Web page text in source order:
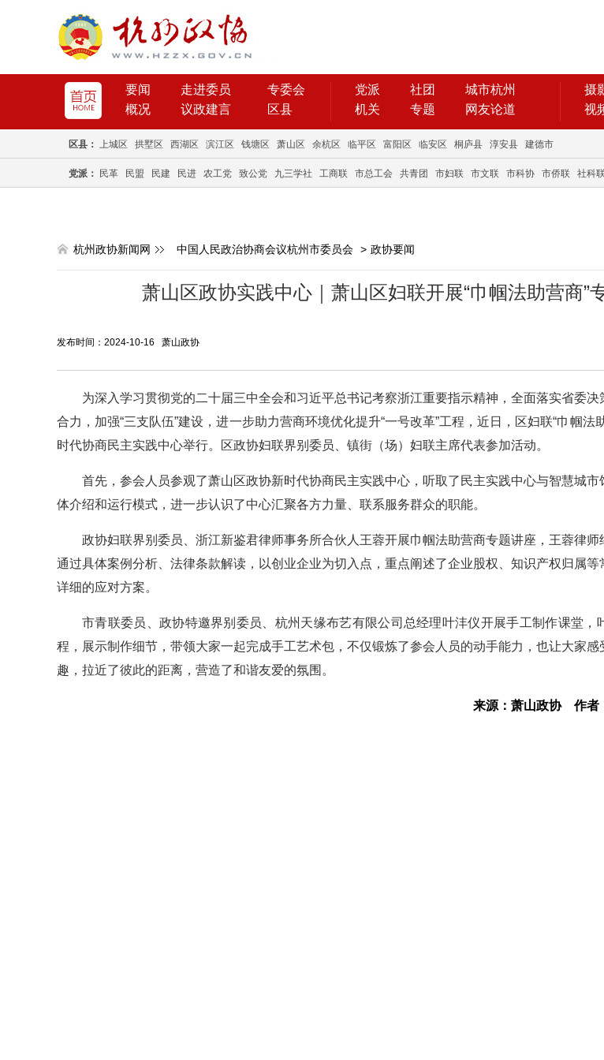
要闻 走进委员
专委会
概况
议政建言 区县
党派 社团
城市杭州
机关
专题 网友论道
摄
视
区县： 上城区 拱墅区 西湖区 滨江区 钱塘区 萧山区 余杭区 临平区 富阳区 临安区 桐庐县 淳安县 建德市
党派： 民革 民盟 民建 民进 农工党 致公党 九三学社 工商联 市总工会 共青团 市妇联 市文联 市科协 市侨联 社科
杭州政协新闻网 中国人民政治协商会议杭州市委员会 > 政协要闻
萧山区政协实践中心｜萧山区妇联开展“巾帼法助营商”
发布时间：2024-10-16 萧山政协
为深入学习贯彻党的二十届三中全会和习近平总书记考察浙江重要指示精神，全面落实省委
合力，加强“三支队伍”建设，进一步助力营商环境优化提升“一号改革”工程，近日，区妇联“巾帼法
时代协商民主实践中心举行。区政协妇联界别委员、镇街（场）妇联主席代表参加活动。
首先，参会人员参观了萧山区政协新时代协商民主实践中心，听取了民主实践中心与智慧城
体介绍和运行模式，进一步认识了中心汇聚各方力量、联系服务群众的职能。
政协妇联界别委员、浙江新鉴君律师事务所合伙人王蓉开展巾帼法助营商专题讲座，王蓉律师
通过具体案例分析、法律条款解读，以创业企业为切入点，重点阐述了企业股权、知识产权归属等
详细的应对方案。
市青联委员、政协特邀界别委员、杭州天缘布艺有限公司总经理叶沣仪开展手工制作课堂，
程，展示制作细节，带领大家一起完成手工艺术包，不仅锻炼了参会人员的动手能力，也让大家
趣，拉近了彼此的距离，营造了和谐友爱的氛围。
来源：萧山政协 作者